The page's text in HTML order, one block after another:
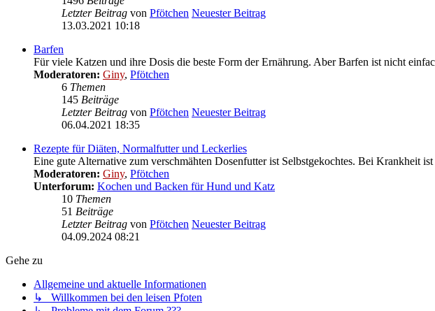
Letzter Beitrag von Pfötchen Neuester Beitrag
13.03.2021 10:18
Barfen
Für viele Katzen und ihre Dosis die beste Form der Ernährung. Aber Barfen ist nicht
Moderatoren: Giny, Pfötchen
6 Themen
145 Beiträge
Letzter Beitrag von Pfötchen Neuester Beitrag
06.04.2021 18:35
Rezepte für Diäten, Normalfutter und Leckerlies
Eine gute Alternative zum verschmähten Dosenfutter ist Selbstgekochtes. Bei Krankheit
Moderatoren: Giny, Pfötchen
Unterforum: Kochen und Backen für Hund und Katz
10 Themen
51 Beiträge
Letzter Beitrag von Pfötchen Neuester Beitrag
04.09.2024 08:21
Gehe zu
Allgemeine und aktuelle Informationen
↳ Willkommen bei den leisen Pfoten